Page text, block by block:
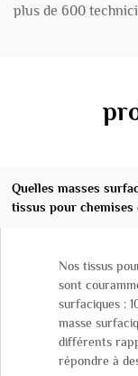
plus de 600
Quelles masses
tissus pour chemises
Nos tissus
sont
surfaciques :
masse
différents
répondre à